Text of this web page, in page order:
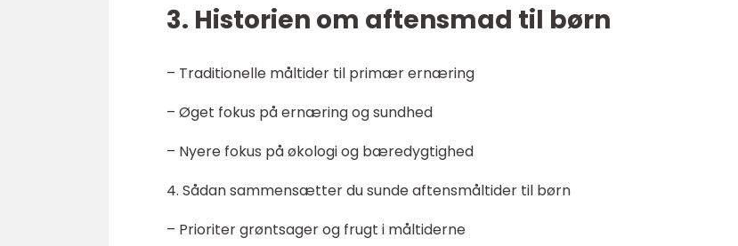
3. Historien om aftensmad til børn
– Traditionelle måltider til primær ernæring
– Øget fokus på ernæring og sundhed
– Nyere fokus på økologi og bæredygtighed
4. Sådan sammensætter du sunde aftensmåltider til børn
– Prioriter grøntsager og frugt i måltiderne